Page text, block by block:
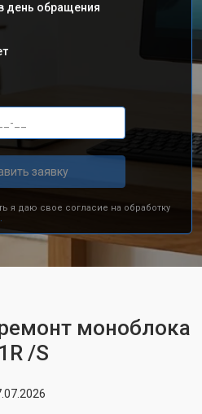
день обращения
заявку
я даю свое согласие на обработку
моноблока
/S